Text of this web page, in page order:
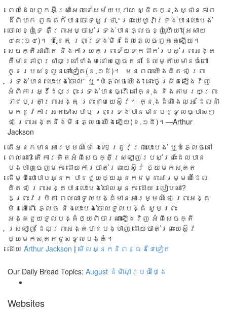
ពេល​ដែល​ពួក​អ៊ីស្រាអែល​នៅ​សម័យ​បុរាណ ស្ថិត​ក្នុង​ស្ថាន​ភាព​
ដ៏​ពិបាក ពួក​គេ​ក៏​បាន​ចោទ​សួរ​ថា “ព្រះ​យេហូវ៉ា​ទ្រង់​បាន​បោះបង់​
ចោល​ខ្ញុំ​ទេ គឺ​ព្រះអម្ចាស់​ទ្រង់​បាន​ភ្លេច​ខ្ញុំ​ហើយ”(អេសាយ
៤៩:១៤)។ ប៉ុន្តែ ព្រះ​ទ្រង់​មិន​ដែល​ភ្លេច​ពួក​គេ​ឡើយ។
សេចក្តី​អាណិត និង​ការ​យក​ព្រះ​ទ័យ​ទុក​ដាក់​របស់​ព្រះ​អង្គ ​
គឺ​មាន​ភាព​ជ្រាល​ជ្រៅ​ជាង​មនោសញ្ចេតនា ដែល​ម្តាយ​មាន​ចំពោះ​
កូន​របស់​ខ្លួន​ទៅ​ទៀត​(ខ.១៥)។ មុន​ពេល​យើង​គិត​ថា ព្រះ​
ទ្រង់​បាន “បោះ​បង់​ចោល” ឬ “បំ​ភ្លេច​យើង” នោះ​ចូរ​គិត​ឡើង​វិញ
អំពី​ការ​អ្វី​ដែល​ព្រះ​ទ្រង់​បាន​ធ្វើ នៅ​ក្នុង និង​តាម​រយៈ​ព្រះ​
រាជ​បុត្រា​ព្រះ​អង្គ ព្រះ​នាម​យេស៊ូវ។ ក្នុង​ដំណឹង​ល្អ ដែល​នាំ​
មក​នូវ​ការ​អត់​ទោស​បាប ព្រះ​ទ្រង់​បាន​មាន​បន្ទូល​ច្បាស់​ៗ​
ថា ព្រះ​អង្គ​នឹង​មិន​ភ្លេច​យើង​ឡើយ(ខ.១៥)។—Arthur
Jackson
តើអ្នកមានអារម្មណ៍ថា ឯកោ ត្រូវព្រះបោះបង់ ឬបំភ្លេចនៅ
ពេលណា? តើការគិតអំពីសេចក្តីស្រឡាញ់របស់ព្រះដែលបាន
បង្ហាញចេញមក ដោយការចាត់ព្រះយេស៊ូវ ឲ្យមកសុគត
ដើម្បីលោះបាបអ្នក បានជួយឲ្យអ្នកជម្នះអារម្មណ៍ដែល
គិតថា ព្រះអង្គបានបោះបង់ចោលអ្នក ដោយរបៀបណា?
ឱព្រះវរបិតា ពេលណាទូលបង្គំមានអារម្មណ៍ថា ព្រះអង្គ
មិនអើពើ ភ្លេច និងបោះបង់ចោលទូលបង្គំ សូមព្រះ
អង្គជួយទូលបង្គំឲ្យពិចារណាឡើងវិញ អំពីសេចក្តី
ស្រឡាញ់ ដែលព្រះអង្គបានបង្ហាញ ដោយចាត់ព្រះយេស៊ូវ
ឲ្យមកសុគតជួសទូលបង្គំ។
ដោយ Arthur Jackson | មើលអ្នកនិពន្ធដទៃទៀត
Our Daily Bread Topics: August នំម៉ាណាប្រចាំថ្ងៃ
Websites